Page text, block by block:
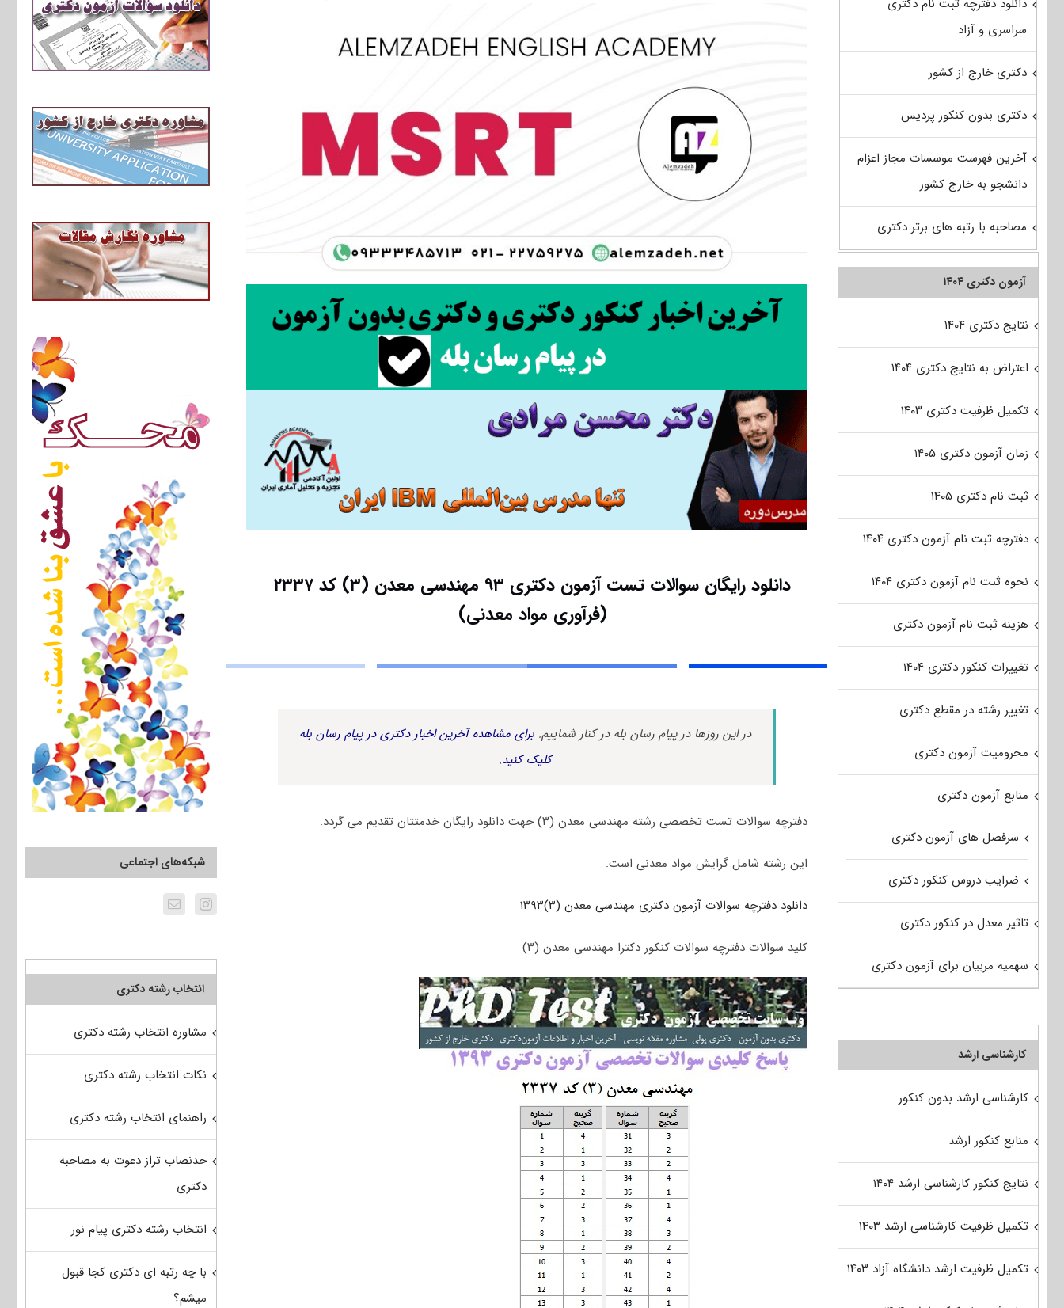
دانلود رایگان سوالات تست آزمون دکتری ۹۳ مهندسی معدن (۳) کد ۲۳۳۷
(فرآوری مواد معدنی)
در این روزها در پیام رسان بله در کنار شماییم. برای مشاهده آخرین اخبار دکتری در پیام رسان بله
کلیک کنید.
دفترچه سوالات تست تخصصی رشته مهندسی معدن (۳) جهت دانلود رایگان خدمتتان تقدیم می گردد.
این رشته شامل گرایش مواد معدنی است.
دانلود دفترچه سوالات آزمون دکتری مهندسی معدن (۳)۱۳۹۳
کلید سوالات دفترچه سوالات کنکور دکترا مهندسی معدن (۳)
شبکه‌های اجتماعی
انتخاب رشته دکتری
مشاوره انتخاب رشته دکتری
نکات انتخاب رشته دکتری
راهنمای انتخاب رشته دکتری
حدنصاب تراز دعوت به مصاحبه
دکتری
انتخاب رشته دکتری پیام نور
با چه رتبه ای دکتری کجا قبول
میشم؟
سراسری و آزاد
دکتری خارج از کشور
دکتری بدون کنکور پردیس
آخرین فهرست موسسات مجاز اعزام
دانشجو به خارج کشور
مصاحبه با رتبه های برتر دکتری
آزمون دکتری ۱۴۰۴
نتایج دکتری ۱۴۰۴
اعتراض به نتایج دکتری ۱۴۰۴
تکمیل ظرفیت دکتری ۱۴۰۳
زمان آزمون دکتری ۱۴۰۵
ثبت نام دکتری ۱۴۰۵
دفترچه ثبت نام آزمون دکتری ۱۴۰۴
نحوه ثبت نام آزمون دکتری ۱۴۰۴
هزینه ثبت نام آزمون دکتری
تغییرات کنکور دکتری ۱۴۰۴
تغییر رشته در مقطع دکتری
محرومیت آزمون دکتری
منابع آزمون دکتری
سرفصل های آزمون دکتری
ضرایب دروس کنکور دکتری
تاثیر معدل در کنکور دکتری
سهمیه مربیان برای آزمون دکتری
کارشناسی ارشد
کارشناسی ارشد بدون کنکور
منابع کنکور ارشد
نتایج کنکور کارشناسی ارشد ۱۴۰۴
تکمیل ظرفیت کارشناسی ارشد ۱۴۰۳
تکمیل ظرفیت ارشد دانشگاه آزاد ۱۴۰۳